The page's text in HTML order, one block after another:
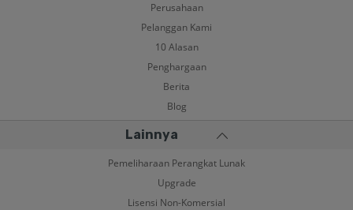
Perusahaan
Pelanggan Kami
10 Alasan
Penghargaan
Berita
Blog
Lainnya
Pemeliharaan Perangkat Lunak
Upgrade
Lisensi Non-Komersial